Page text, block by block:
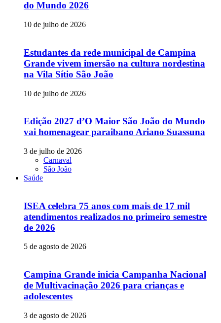
do Mundo 2026
10 de julho de 2026
Estudantes da rede municipal de Campina
Grande vivem imersão na cultura nordestina
na Vila Sítio São João
10 de julho de 2026
Edição 2027 d’O Maior São João do Mundo
vai homenagear paraibano Ariano Suassuna
3 de julho de 2026
Carnaval
São João
Saúde
ISEA celebra 75 anos com mais de 17 mil
atendimentos realizados no primeiro semestre
de 2026
5 de agosto de 2026
Campina Grande inicia Campanha Nacional
de Multivacinação 2026 para crianças e
adolescentes
3 de agosto de 2026